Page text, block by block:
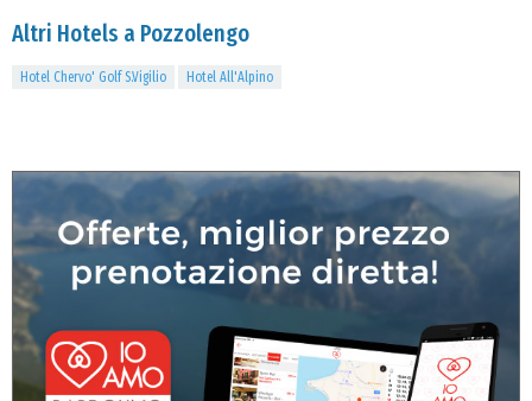
Altri Hotels a Pozzolengo
Hotel Chervo' Golf S.Vigilio Hotel All'Alpino